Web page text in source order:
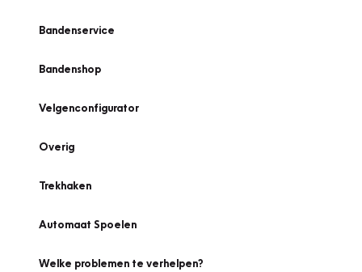
Bandenservice
Bandenshop
Velgenconfigurator
Overig
Trekhaken
Automaat Spoelen
Welke problemen te verhelpen?